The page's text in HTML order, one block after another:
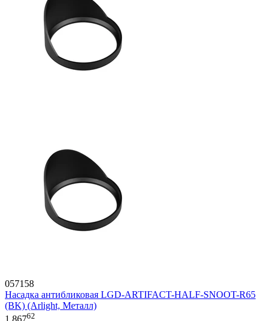
057158
Насадка антибликовая LGD-ARTIFACT-HALF-SNOOT-R65
(BK) (Arlight, Металл)
62